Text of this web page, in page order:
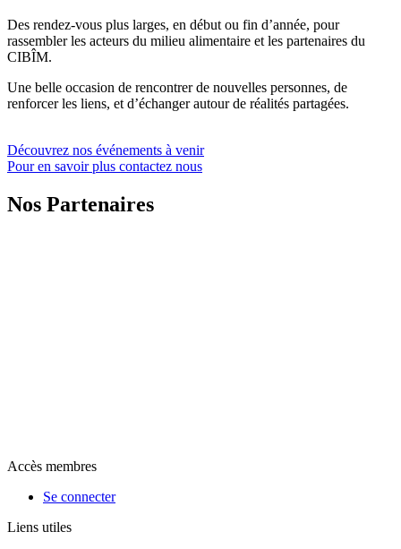
Des rendez-vous plus larges, en début ou fin d’année, pour
rassembler les acteurs du milieu alimentaire et les partenaires du
CIBÎM.
Une belle occasion de rencontrer de nouvelles personnes, de
renforcer les liens, et d’échanger autour de réalités partagées.
Découvrez nos événements à venir
Pour en savoir plus contactez nous
Nos Partenaires
Accès membres
Se connecter
Liens utiles